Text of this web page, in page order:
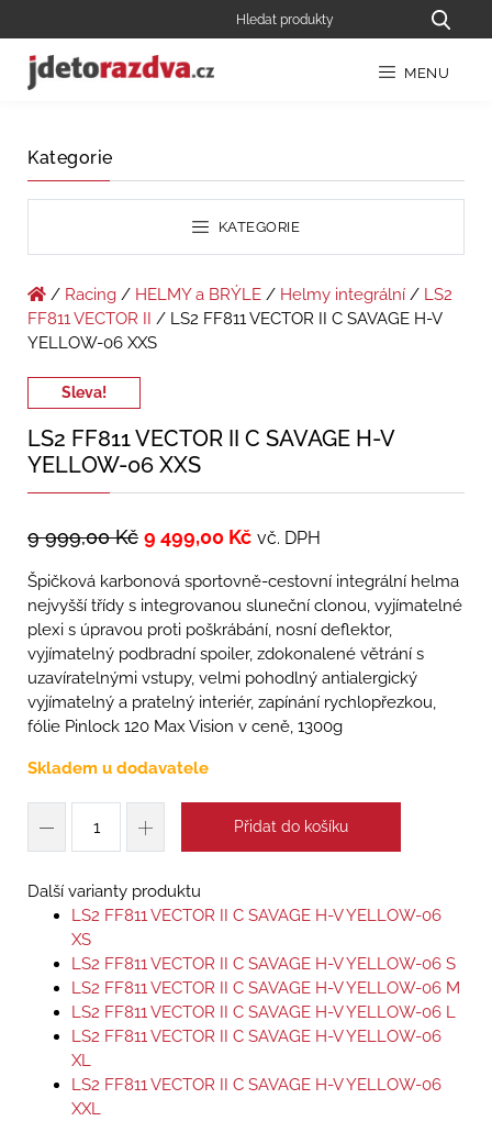
MENU
Kategorie
KATEGORIE
/ Racing / HELMY a BRÝLE / Helmy integrální / LS2
FF811 VECTOR II
/ LS2 FF811 VECTOR II C SAVAGE H-V
YELLOW-06 XXS
Sleva!
LS2 FF811 VECTOR II C SAVAGE H-V
YELLOW-06 XXS
9 999,00Kč 9 499,00 Kč vč. DPH
Špičková karbonová sportovně-cestovní integrální helma
nejvyšší třídy s integrovanou sluneční clonou, vyjímatelné
plexi s úpravou proti poškrábání, nosní deflektor,
vyjímatelný podbradní spoiler, zdokonalené větrání s
uzavíratelnými vstupy, velmi pohodlný antialergický
vyjímatelný a pratelný interiér, zapínání rychlopřezkou,
fólie Pinlock 120 Max Vision v ceně, 1300g
Skladem u dodavatele
Přidat do košíku
Další varianty produktu
LS2 FF811 VECTOR II C SAVAGE H-V YELLOW-06
XS
LS2 FF811 VECTOR II C SAVAGE H-V YELLOW-06 S
LS2 FF811 VECTOR II C SAVAGE H-V YELLOW-06 M
LS2 FF811 VECTOR II C SAVAGE H-V YELLOW-06 L
LS2 FF811 VECTOR II C SAVAGE H-V YELLOW-06
XL
LS2 FF811 VECTOR II C SAVAGE H-V YELLOW-06
XXL